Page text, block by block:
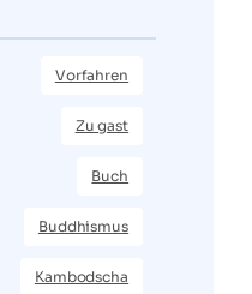
Vorfahren
Zu gast
Buch
Buddhismus
Kambodscha